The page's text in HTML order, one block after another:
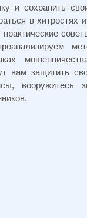
и сохранить
в хитростях
практические
вам защитить
вооружитесь